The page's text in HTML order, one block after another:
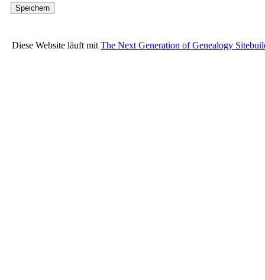
Diese Website läuft mit The Next Generation of Genealogy